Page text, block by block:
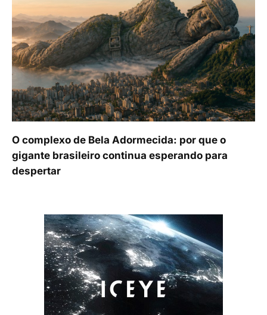
O complexo de Bela Adormecida: por que o
gigante brasileiro continua esperando para
despertar